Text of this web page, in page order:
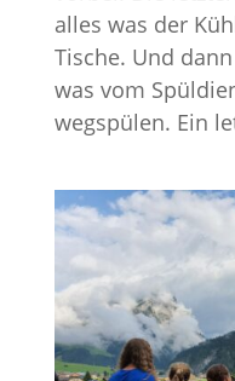
alles was der
Tische. Und
was vom
wegspülen. Ein